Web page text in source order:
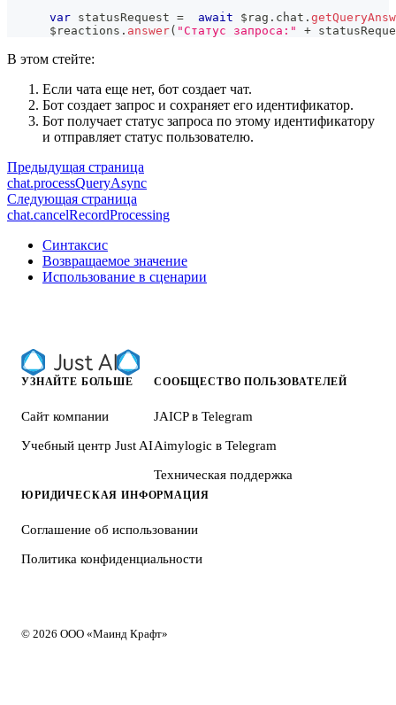
var statusRequest = await $rag . chat .
      $reactions
. answer( "Статус запроса:" +
В этом стейте:
Если чата еще нет, бот создает чат.
Бот создает запрос и сохраняет его идентификатор.
Бот получает статус запроса по этому идентификатору
и отправляет статус пользователю.
Предыдущая страница
chat.processQueryAsync
Следующая страница
chat.cancelRecordProcessing
Синтаксис
Возвращаемое значение
Использование в сценарии
УЗНАЙТЕ БОЛЬШЕ
Сайт компании
Учебный центр Just AI
СООБЩЕСТВО ПОЛЬЗОВАТЕЛЕЙ
JAICP в Telegram
Aimylogic в Telegram
Техническая поддержка
ЮРИДИЧЕСКАЯ ИНФОРМАЦИЯ
Соглашение об использовании
Политика конфиденциальности
© 2026 ООО «Маинд Крафт»